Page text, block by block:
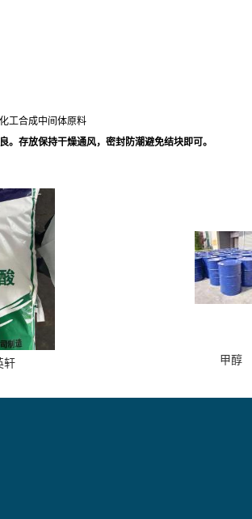
工合成中间体原料
存放保持干燥通风，密封防潮避免结块即可。
轩 甲醇